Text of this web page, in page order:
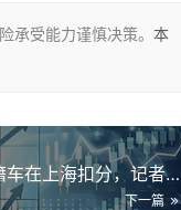
承受能力谨慎决策。 本
萍乡钟女士驾驶证莫名被鹰潭籍车在上海扣分，记者展开调查
下一篇